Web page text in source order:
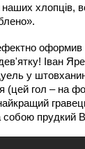
хлопців,
оформив
Іван
у
(цей гол – на
собою прудкий